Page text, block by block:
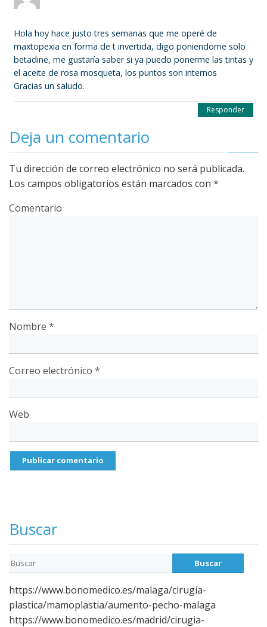
Hola hoy hace justo tres semanas que me operé de
maxtopexia en forma de t invertida, digo poniendome solo
betadine, me gustaría saber si ya puedo ponerme las tiritas y
el aceite de rosa mosqueta, los puntos son internos
Gracias un saludo.
Responder
Deja un comentario
Tu dirección de correo electrónico no será publicada.
Los campos obligatorios están marcados con *
Comentario
Nombre *
Correo electrónico *
Web
Buscar
https://www.bonomedico.es/malaga/cirugia-
plastica/mamoplastia/aumento-pecho-malaga
https://www.bonomedico.es/madrid/cirugia-